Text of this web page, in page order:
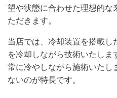
望や状態に合わせた理想的な
ただきます。
当店では、冷却装置を搭載し
を冷却しながら技術いたしま
常に冷やしながら施術いたし
ないのが特長です。